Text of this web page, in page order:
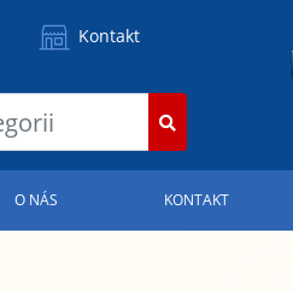
Kontakt
O NÁS KONTAKT